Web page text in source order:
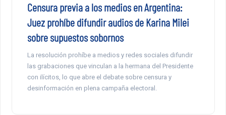
Censura previa a los medios en Argentina:
Juez prohíbe difundir audios de Karina Milei
sobre supuestos sobornos
La resolución prohíbe a medios y redes sociales difundir
las grabaciones que vinculan a la hermana del Presidente
con ilícitos, lo que abre el debate sobre censura y
desinformación en plena campaña electoral.